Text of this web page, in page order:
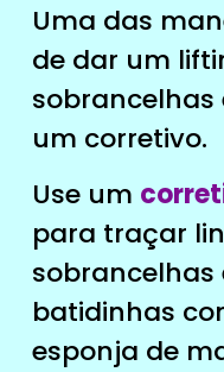
Uma das
de dar um
um corretivo.
Use um
para traçar
sobrancelhas
batidinhas
esponja de